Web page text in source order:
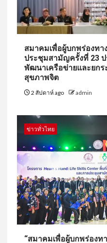
สมาคมเพื่อผู้บกพร่องทา
ประชุมสามัญครั้งที่ 23 ป
พัฒนาเครือข่ายและยกร
สุขภาพจิต
2 สัปดาห์ ago admin
ข่าวทั่วไทย
“สมาคมเพื่อผู้บกพร่องท